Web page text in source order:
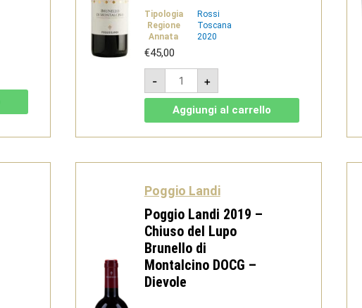
Tipologia
Rossi
Regione
Toscana
Annata
2020
€45,00
-
Poggio
Landi
2020
Brunello
di
Montalcino
+
Aggiungi al carrello
Poggio Landi
Poggio Landi 2019 –
Chiuso del Lupo
Brunello di
Montalcino DOCG –
Dievole